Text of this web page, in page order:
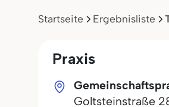
Startseite Ergebnisliste
Praxis
Goltsteinstraße